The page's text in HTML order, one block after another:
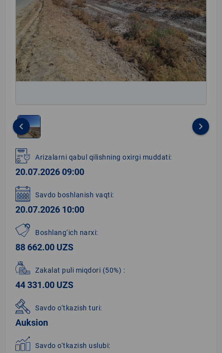
1
of
1
keyboard_arrow_left keyboard_arrow_right
Arizalarni qabul qilishning oxirgi muddati:
20.07.2026 09:00
Savdo boshlanish vaqti:
20.07.2026 10:00
Boshlang‘ich narxi:
88 662.00 UZS
Zakalat puli miqdori (50%) :
44 331.00 UZS
Savdo o‘tkazish turi:
Auksion
Savdo o‘tkazish uslubi: